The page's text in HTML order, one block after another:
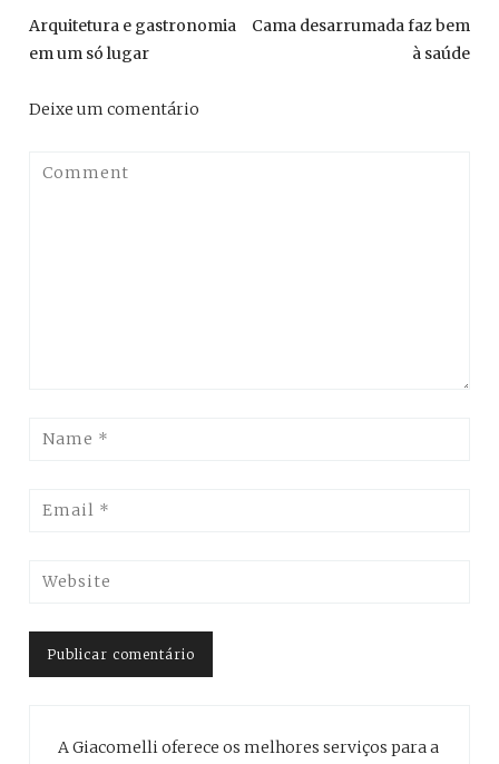
de
Post
Previous
Arquitetura e gastronomia
em um só lugar
Cama desarrumada faz bem
à saúde
Deixe um comentário
A Giacomelli oferece os melhores serviços para a